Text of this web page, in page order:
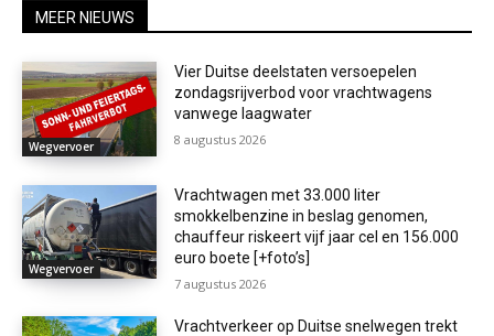
MEER NIEUWS
Wegvervoer
Vier Duitse deelstaten versoepelen
zondagsrijverbod voor vrachtwagens
vanwege laagwater
8 augustus 2026
Wegvervoer
Vrachtwagen met 33.000 liter
smokkelbenzine in beslag genomen,
chauffeur riskeert vijf jaar cel en 156.000
euro boete [+foto’s]
7 augustus 2026
Vrachtverkeer op Duitse snelwegen trekt